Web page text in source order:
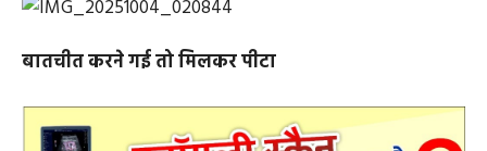
बातचीत करने गई तो मिलकर पीटा